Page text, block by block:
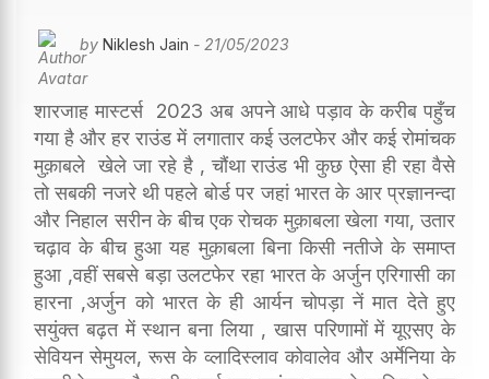
by Niklesh Jain - 21/05/2023
शारजाह मास्टर्स 2023 अब अपने आधे पड़ाव के करीब पहुँच
गया है और हर राउंड में लगातार कई उलटफेर और कई रोमांचक
मुक़ाबले खेले जा रहे है , चौंथा राउंड भी कुछ ऐसा ही रहा वैसे
तो सबकी नजरे थी पहले बोर्ड पर जहां भारत के आर प्रज्ञानन्दा
और निहाल सरीन के बीच एक रोचक मुक़ाबला खेला गया, उतार
चढ़ाव के बीच हुआ यह मुक़ाबला बिना किसी नतीजे के समाप्त
हुआ ,वहीं सबसे बड़ा उलटफेर रहा भारत के अर्जुन एरिगासी का
हारना ,अर्जुन को भारत के ही आर्यन चोपड़ा नें मात देते हुए
सयुंक्त बढ़त में स्थान बना लिया , खास परिणामों में यूएसए के
सेवियन सेमुयल, रूस के व्लादिस्लाव कोवालेव और अर्मेनिया के